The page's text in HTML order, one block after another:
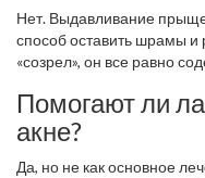
Нет. Выдавливание
способ оставить шрамы
«созрел», он все равно
необратимым рубцам.
обратись к врачу. Он
Помогают ли
акне?
Да, но не как основное